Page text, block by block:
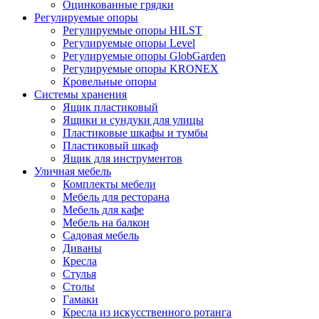
Оцинкованные грядки
Регулируемые опоры
Регулируемые опоры HILST
Регулируемые опоры Level
Регулируемые опоры GlobGarden
Регулируемые опоры KRONEX
Кровельные опоры
Системы хранения
Ящик пластиковый
Ящики и сундуки для улицы
Пластиковые шкафы и тумбы
Пластиковый шкаф
Ящик для инструментов
Уличная мебель
Комплекты мебели
Мебель для ресторана
Мебель для кафе
Мебель на балкон
Садовая мебель
Диваны
Кресла
Стулья
Столы
Гамаки
Кресла из искусственного ротанга